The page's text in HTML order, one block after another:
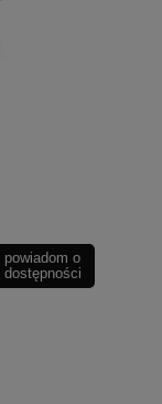
powiadom o
dostępności